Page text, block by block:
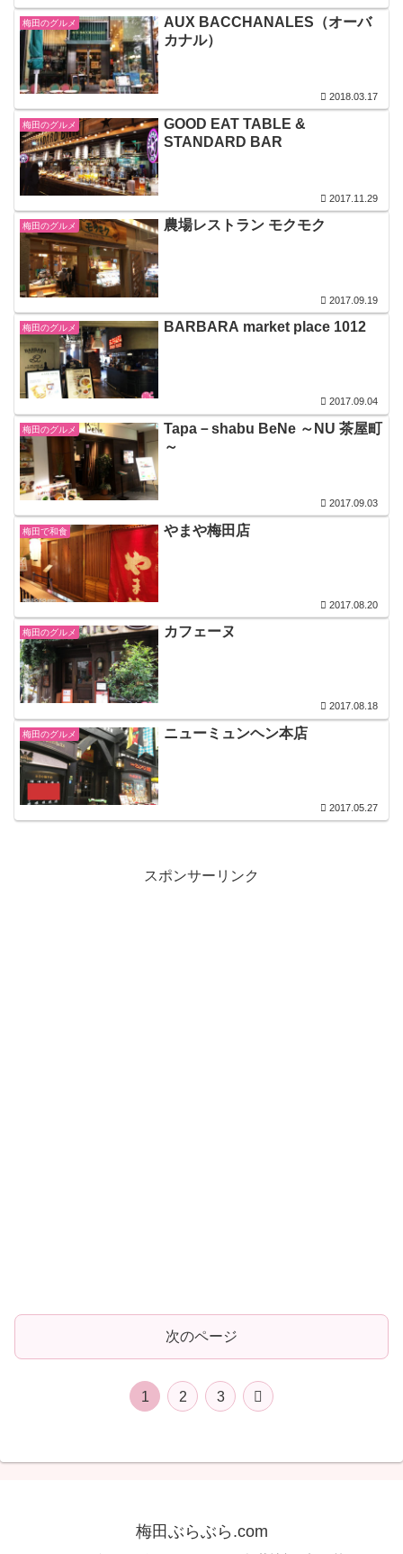
梅田のグルメ
AUX BACCHANALES（オーバ
カナル）
2018.03.17
梅田のグルメ
GOOD EAT TABLE &
STANDARD BAR
2017.11.29
梅田のグルメ 農場レストラン モクモク
2017.09.19
梅田のグルメ BARBARA market place 1012
2017.09.04
梅田のグルメ
Tapa－shabu BeNe ～NU 茶屋町
～
2017.09.03
梅田で和食 やまや梅田店
2017.08.20
梅田のグルメ カフェーヌ
2017.08.18
梅田のグルメ ニューミュンヘン本店
2017.05.27
スポンサーリンク
次のページ
1 2 3
次
梅田ぶらぶら.com